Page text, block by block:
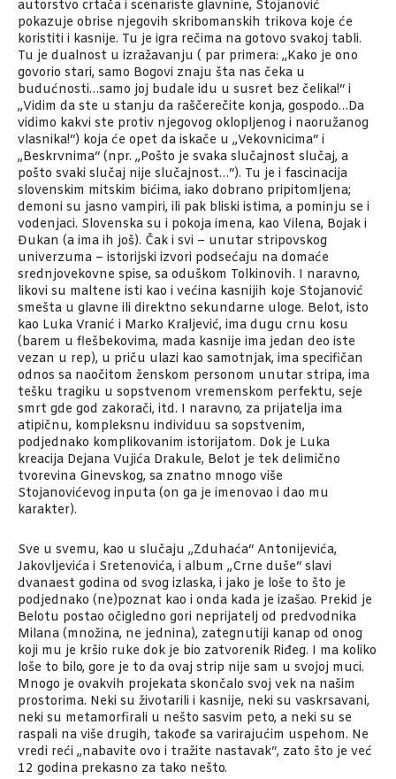
autorstvo crtača i scenariste glavnine, Stojanović
pokazuje obrise njegovih skribomanskih trikova koje će
koristiti i kasnije. Tu je igra rečima na gotovo svakoj tabli.
Tu je dualnost u izražavanju ( par primera: „Kako je ono
govorio stari, samo Bogovi znaju šta nas čeka u
budućnosti…samo joj budale idu u susret bez čelika!“ i
„Vidim da ste u stanju da raščerečite konja, gospodo…Da
vidimo kakvi ste protiv njegovog oklopljenog i naoružanog
vlasnika!“) koja će opet da iskače u „Vekovnicima“ i
„Beskrvnima“ (npr. „Pošto je svaka slučajnost slučaj, a
pošto svaki slučaj nije slučajnost…“). Tu je i fascinacija
slovenskim mitskim bićima, iako dobrano pripitomljena;
demoni su jasno vampiri, ili pak bliski istima, a pominju se i
vodenjaci. Slovenska su i pokoja imena, kao Vilena, Bojak i
Đukan (a ima ih još). Čak i svi – unutar stripovskog
univerzuma – istorijski izvori podsećaju na domaće
srednjovekovne spise, sa oduškom Tolkinovih. I naravno,
likovi su maltene isti kao i većina kasnijih koje Stojanović
smešta u glavne ili direktno sekundarne uloge. Belot, isto
kao Luka Vranić i Marko Kraljević, ima dugu crnu kosu
(barem u flešbekovima, mada kasnije ima jedan deo iste
vezan u rep), u priču ulazi kao samotnjak, ima specifičan
odnos sa naočitom ženskom personom unutar stripa, ima
tešku tragiku u sopstvenom vremenskom perfektu, seje
smrt gde god zakorači, itd. I naravno, za prijatelja ima
atipičnu, kompleksnu individuu sa sopstvenim,
podjednako komplikovanim istorijatom. Dok je Luka
kreacija Dejana Vujića Drakule, Belot je tek delimično
tvorevina Ginevskog, sa znatno mnogo više
Stojanovićevog inputa (on ga je imenovao i dao mu
karakter).
Sve u svemu, kao u slučaju „Zduhaća“ Antonijevića,
Jakovljevića i Sretenovića, i album „Crne duše“ slavi
dvanaest godina od svog izlaska, i jako je loše to što je
podjednako (ne)poznat kao i onda kada je izašao. Prekid je
Belotu postao očigledno gori neprijatelj od predvodnika
Milana (množina, ne jednina), zategnutiji kanap od onog
koji mu je kršio ruke dok je bio zatvorenik Riđeg. I ma koliko
loše to bilo, gore je to da ovaj strip nije sam u svojoj muci.
Mnogo je ovakvih projekata skončalo svoj vek na našim
prostorima. Neki su životarili i kasnije, neki su vaskrsavani,
neki su metamorfirali u nešto sasvim peto, a neki su se
raspali na više drugih, takođe sa varirajućim uspehom. Ne
vredi reći „nabavite ovo i tražite nastavak“, zato što je već
12 godina prekasno za tako nešto.